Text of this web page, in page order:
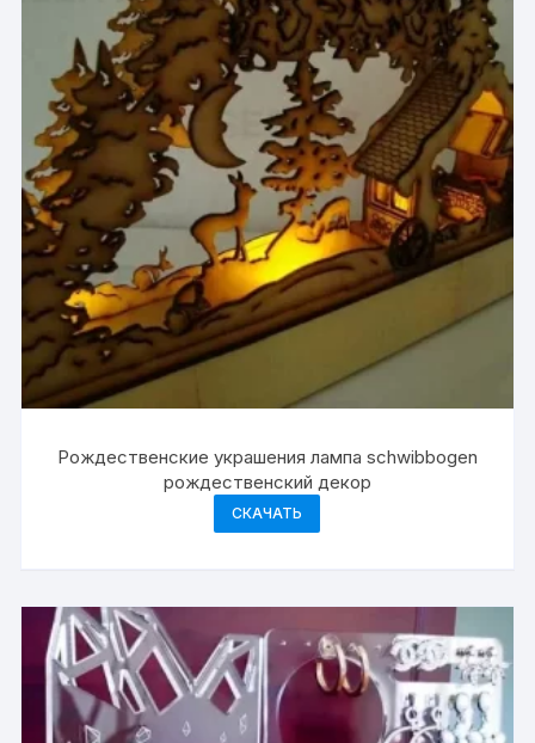
Рождественские украшения лампа schwibbogen
рождественский декор
СКАЧАТЬ